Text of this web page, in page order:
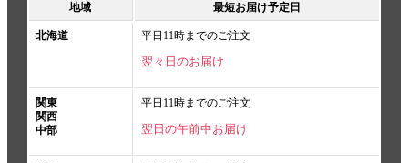
地域 最短お届け予定日
北海道 平日11時までのご注文
翌々日のお届け
関東
関西
中部
平日11時までのご注文
翌日の午前中お届け